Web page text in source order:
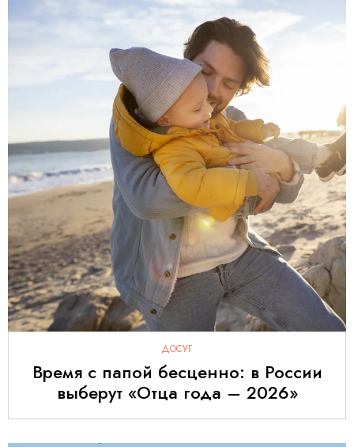
ДОСУГ
Время с папой бесценно: в России
выберут «Отца года – 2026»